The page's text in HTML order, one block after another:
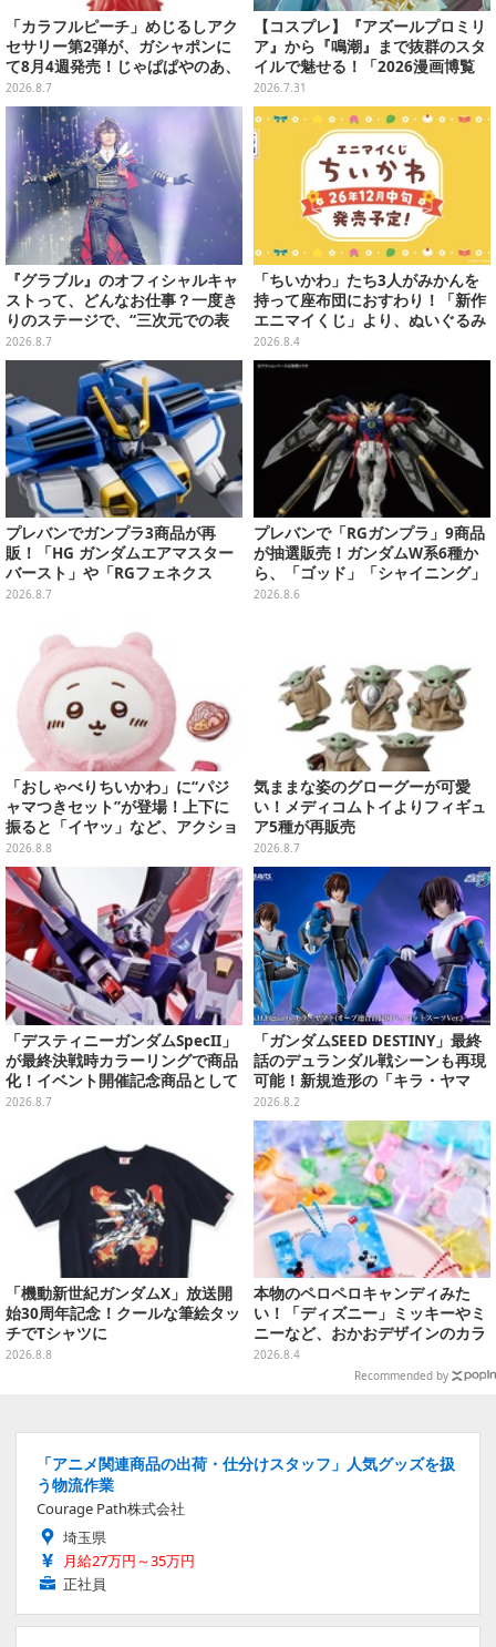
「カラフルピーチ」めじるしアク
セサリー第2弾が、ガシャポンに
て8月4週発売！じゃぱぱやのあ、
シヴァたちメンバー11名分ライン
ナップ
2026.8.7
【コスプレ】『アズールプロミリ
ア』から『鳴潮』まで抜群のスタ
イルで魅せる！「2026漫画博覧
会」百花繚乱の台湾美女12選【写
真37枚】
2026.7.31
『グラブル』のオフィシャルキャ
ストって、どんなお仕事？一度き
りのステージで、“三次元での表
現”に全力を懸けるキャスト陣の
舞台裏【インタビュー】
2026.8.7
「ちいかわ」たち3人がみかんを
持って座布団におすわり！「新作
エニマイくじ」より、ぬいぐるみ
画像が初公開
2026.8.4
プレバンでガンプラ3商品が再
販！「HG ガンダムエアマスター
バースト」や「RGフェネクス
（ナラティブVer.）」も
2026.8.7
プレバンで「RGガンプラ」9商品
が抽選販売！ガンダムW系6種か
ら、「ゴッド」「シャイニング」
まで
2026.8.6
「おしゃべりちいかわ」に“パジ
ャマつきセット”が登場！上下に
振ると「イヤッ」など、アクショ
ンに応じて喋ってくれる
2026.8.8
気ままな姿のグローグーが可愛
い！メディコムトイよりフィギュ
ア5種が再販売
2026.8.7
「デスティニーガンダムSpecII」
が最終決戦時カラーリングで商品
化！イベント開催記念商品として
METAL ROBOT魂に新登場
2026.8.7
「ガンダムSEED DESTINY」最終
話のデュランダル戦シーンも再現
可能！新規造形の「キラ・ヤマ
ト」アクションフィギュアが予約
受付実施
2026.8.2
「機動新世紀ガンダムX」放送開
始30周年記念！クールな筆絵タッ
チでTシャツに
2026.8.8
本物のペロペロキャンディみた
い！「ディズニー」ミッキーやミ
ニーなど、おかおデザインのカラ
フルチャーム全10種が8月31日発
2026.8.4
Recommended by
「アニメ関連商品の出荷・仕分けスタッフ」人気グッズを扱
う物流作業
Courage Path株式会社
埼玉県
月給27万円～35万円
正社員